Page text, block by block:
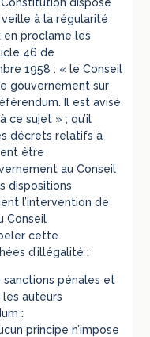
à la régularité
proclame les
46 de
1958 : « le Conseil
gouvernement sur
Il est avisé
ce sujet » ; qu’il
décrets relatifs à
être
au Conseil
dispositions
l’intervention de
Conseil
cette
d’illégalité ;
sanctions pénales et
auteurs
:
principe n’impose